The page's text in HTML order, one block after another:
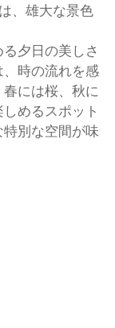
、雄大な景色
夕日の美しさ
時の流れを感
には桜、秋に
めるスポット
別な空間が味